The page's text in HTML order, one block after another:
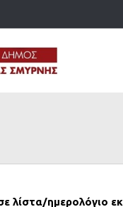
λίστα/ημερολόγιο